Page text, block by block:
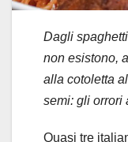
Dagli
non esistono,
alla cotoletta
semi: gli orrori
Quasi tre